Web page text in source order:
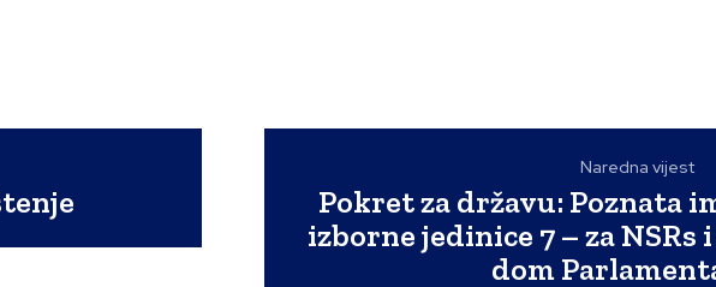
Naredna vijest
Pokret za državu: Poznata
izborne jedinice 7 – za
dom